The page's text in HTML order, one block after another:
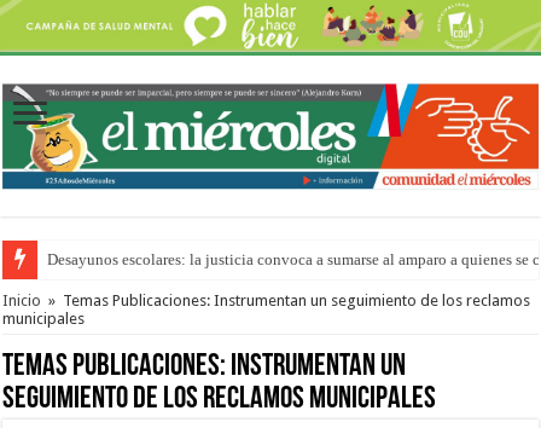
Desayunos escolares: la justicia convoca a sumarse al amparo a quienes se
“La Feria en tu Barrio” para agostocon sus días y horarios
Inicio » Temas Publicaciones: Instrumentan un seguimiento de los reclamos
municipales
Temas Publicaciones: Instrumentan un
seguimiento de los reclamos municipales